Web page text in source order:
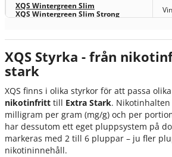
XQS Wintergreen Slim
XQS Wintergreen Slim Strong
XQS Arctic Freeze Slim Ultra Strong
XQS Cool Ice Slim X-Strong
XQS Cool Ice Mini (har utgått)
XQS Strawberry Kiwi Slim Strong
XQS Berrynana Twist Slim Strong
XQS Styrka - från
stark
XQS finns i olika styrkor för att passa
nikotinfritt till Extra Stark.
milligram per gram (mg/g) och per
har dessutom ett eget pluppsystem på
markeras med 2 till 6 pluppar – ju fler
nikotininnehåll.